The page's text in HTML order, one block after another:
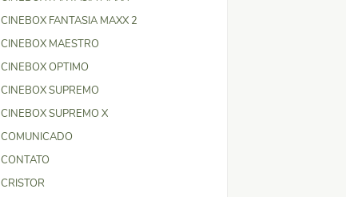
CINEBOX FANTASIA MAXX 2
CINEBOX MAESTRO
CINEBOX OPTIMO
CINEBOX SUPREMO
CINEBOX SUPREMO X
COMUNICADO
CONTATO
CRISTOR